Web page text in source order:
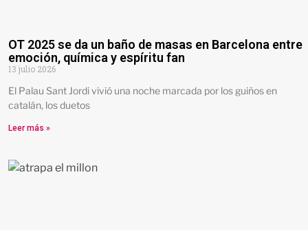
OT 2025 se da un baño de masas en Barcelona entre
emoción, química y espíritu fan
13 julio 2026
El Palau Sant Jordi vivió una noche marcada por los guiños en
catalán, los duetos
Leer más »